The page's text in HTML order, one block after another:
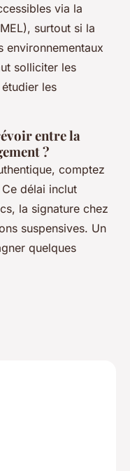
via la
surtout si la
environnementaux
solliciter les
les
entre la
?
comptez
délai inclut
la signature chez
suspensives. Un
quelques